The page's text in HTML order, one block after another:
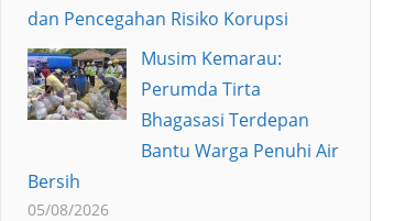
dan Pencegahan Risiko Korupsi
Musim Kemarau:
Perumda Tirta
Bhagasasi Terdepan
Bantu Warga Penuhi Air
Bersih
05/08/2026